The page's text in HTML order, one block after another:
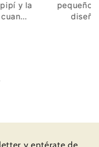
Los colores y el
calidad. El
y calentito. El
todo genial.
y entérate de